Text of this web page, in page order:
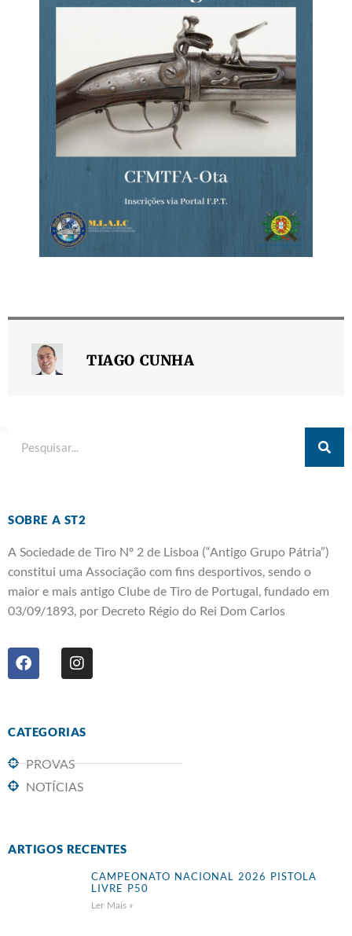
TIAGO CUNHA
SOBRE A ST2
A Sociedade de Tiro Nº 2 de Lisboa (“Antigo Grupo Pátria”)
constitui uma Associação com fins desportivos, sendo o
maior e mais antigo Clube de Tiro de Portugal, fundado em
03/09/1893, por Decreto Régio do Rei Dom Carlos
CATEGORIAS
PROVAS
NOTÍCIAS
ARTIGOS RECENTES
CAMPEONATO NACIONAL 2026 PISTOLA
LIVRE P50
Ler Mais »